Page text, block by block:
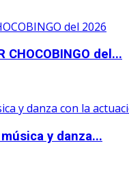
del...
y danza...